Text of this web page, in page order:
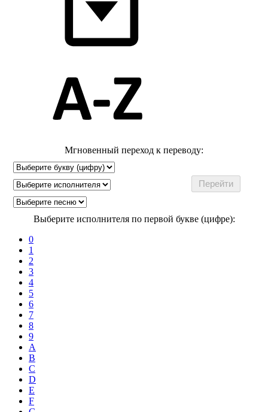
Мгновенный переход к переводу:
Выберите исполнителя по первой букве (цифре):
0
1
2
3
4
5
6
7
8
9
A
B
C
D
E
F